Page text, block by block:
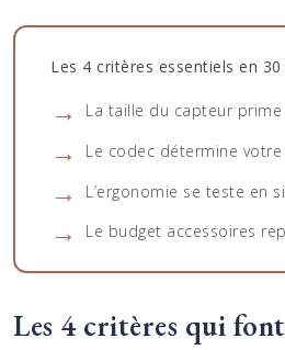
Les 4 critères essentiels en
La taille du capteur
Le codec détermine
L’ergonomie se teste en
Le budget accessoires
Les 4 critères qui